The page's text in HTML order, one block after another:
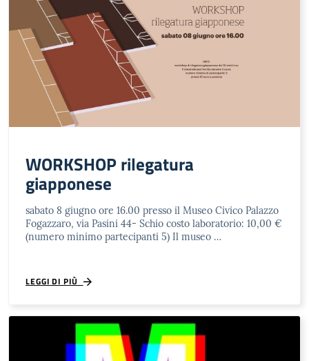
WORKSHOP rilegatura
giapponese
sabato 8 giugno ore 16.00 presso il Museo Civico Palazzo
Fogazzaro, via Pasini 44- Schio costo laboratorio: 10,00 €
(numero minimo partecipanti 5) Il museo …
LEGGI DI PIÙ